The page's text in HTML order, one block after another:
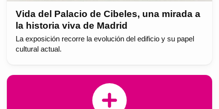
Vida del Palacio de Cibeles, una mirada a
la historia viva de Madrid
La exposición recorre la evolución del edificio y su papel
cultural actual.